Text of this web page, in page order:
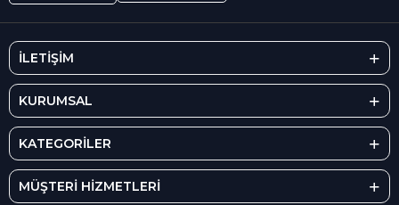
İLETİŞİM
KURUMSAL
KATEGORİLER
MÜŞTERİ HİZMETLERİ